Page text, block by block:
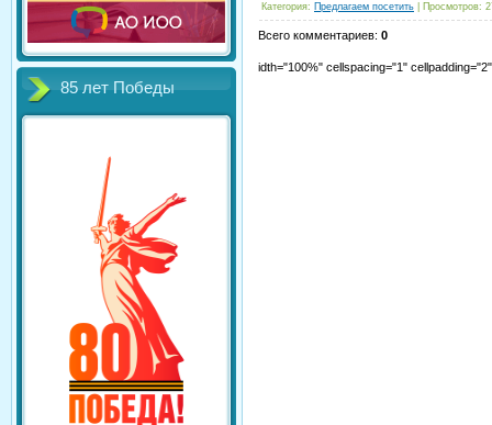
85 лет Победы
Категория: Предлагаем посетить Просмотров:
Всего комментариев: 0
idth="100%" cellspacing="1"